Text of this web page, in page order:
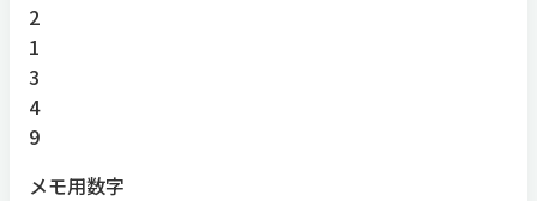
2
1
3
4
9
メモ用数字